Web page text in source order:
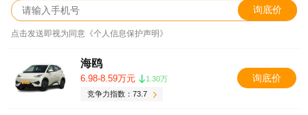
询底价
点击发送即视为同意《个人信息保护声明》
海鸥
6.98-8.59万元
1.30万
竞争力指数：73.7
询底价